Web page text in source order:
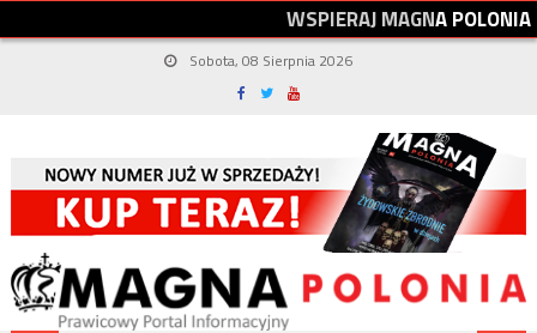
WSPIERAJMAGNAPOLONIA
Sobota, 08 Sierpnia 2026